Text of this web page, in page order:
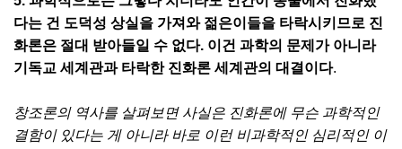
다는 건 도덕성 상실을 가져와 젊은이들을 타락시키므로 진
화론은 절대 받아들일 수 없다. 이건 과학의 문제가 아니라
기독교 세계관과 타락한 진화론 세계관의 대결이다.
창조론의 역사를 살펴보면 사실은 진화론에 무슨 과학적인
결함이 있다는 게 아니라 바로 이런 비과학적인 심리적인 이